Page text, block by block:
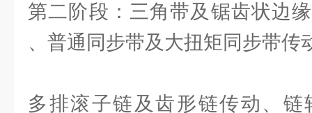
第二阶段：三角带及锯齿状边
、普通同步带及大扭矩同步带传
多排滚子链及齿形链传动、